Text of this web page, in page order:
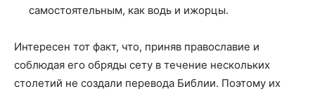
самостоятельным, как водь и ижорцы.
Интересен тот факт, что, приняв православие и
соблюдая его обряды сету в течение нескольких
столетий не создали перевода Библии. Поэтому их